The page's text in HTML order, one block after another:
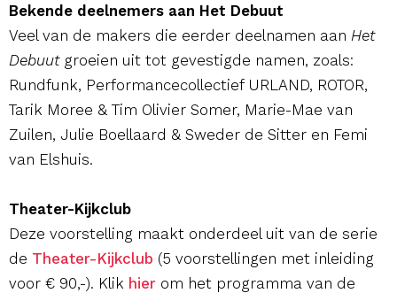
Bekende deelnemers aan Het Debuut
Veel van de makers die eerder deelnamen aan Het
Debuutgroeien uit tot gevestigde namen, zoals:
Rundfunk, Performancecollectief URLAND, ROTOR,
Tarik Moree & Tim Olivier Somer, Marie-Mae van
Zuilen, Julie Boellaard & Sweder de Sitter en Femi
van Elshuis.
Theater-Kijkclub
Deze voorstelling maakt onderdeel uit van de serie
de Theater-Kijkclub (5 voorstellingen met inleiding
voor € 90,-). Klik hier om het programma van de